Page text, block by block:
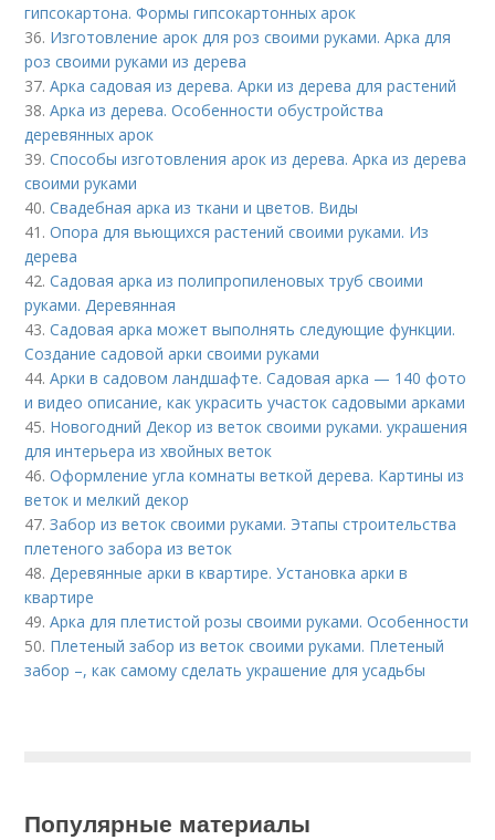
гипсокартона. Формы гипсокартонных арок
36. Изготовление арок для роз своими руками. Арка для
роз своими руками из дерева
37.Арка садовая из дерева. Арки из дерева для растений
38.Арка из дерева. Особенности обустройства
деревянных арок
39.Способы изготовления арок из дерева. Арка из дерева
своими руками
40.Свадебная арка из ткани и цветов. Виды
41.Опора для вьющихся растений своими руками. Из
дерева
42.Садовая арка из полипропиленовых труб своими
руками. Деревянная
43.Садовая арка может выполнять следующие функции.
Создание садовой арки своими руками
44.Арки в садовом ландшафте. Садовая арка — 140 фото
и видео описание, как украсить участок садовыми арками
45. Новогодний Декор из веток своими руками. украшения
для интерьера из хвойных веток
46.Оформление угла комнаты веткой дерева. Картины из
веток и мелкий декор
47.Забор из веток своими руками. Этапы строительства
плетеного забора из веток
48. Деревянные арки в квартире. Установка арки в
квартире
49.Арка для плетистой розы своими руками. Особенности
50. Плетеный забор из веток своими руками. Плетеный
забор –, как самому сделать украшение для усадьбы
Популярные материалы